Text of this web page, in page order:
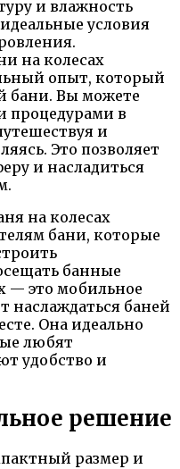
и влажность
условия
на колесах
опыт, который
бани. Вы можете
процедурами в
и
Это позволяет
и насладиться
на колесах
бани, которые
банные
— это мобильное
наслаждаться баней
Она идеально
любят
удобство и
решение
размер и